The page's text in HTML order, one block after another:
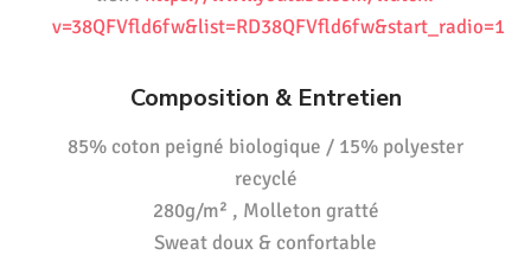
v=38QFVfld6fw&list=RD38QFVfld6fw&start_radio=1
Composition & Entretien
85% coton peigné biologique / 15% polyester
recyclé
280g/m² , Molleton gratté
Sweat doux & confortable